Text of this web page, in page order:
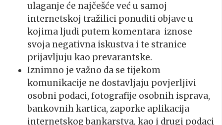
ulaganje će najčešće već u samoj
internetskoj tražilici ponuditi objave u
kojima ljudi putem komentara iznose
svoja negativna iskustva i te stranice
prijavljuju kao prevarantske.
Iznimno je važno da se tijekom
komunikacije ne dostavljaju povjerljivi
osobni podaci, fotografije osobnih isprava,
bankovnih kartica, zaporke aplikacija
internetskog bankarstva, kao i drugi podaci